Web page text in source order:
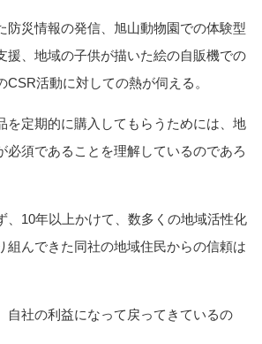
防災情報の発信、旭山動物園での体験型
援、地域の子供が描いた絵の自販機での
CSR活動に対しての熱が伺える。
を定期的に購入してもらうためには、地
必須であることを理解しているのであろ
、10年以上かけて、数多くの地域活性化
組んできた同社の地域住民からの信頼は
自社の利益になって戻ってきているの